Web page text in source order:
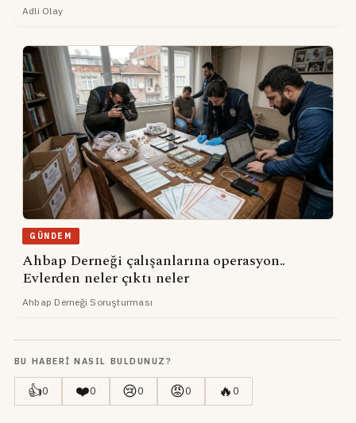
Adli Olay
GÜNDEM
Ahbap Derneği çalışanlarına operasyon..
Evlerden neler çıktı neler
Ahbap Derneği Soruşturması
BU HABERI NASIL BULDUNUZ?
👍0 ❤️0 😢0 😡0 🔥0